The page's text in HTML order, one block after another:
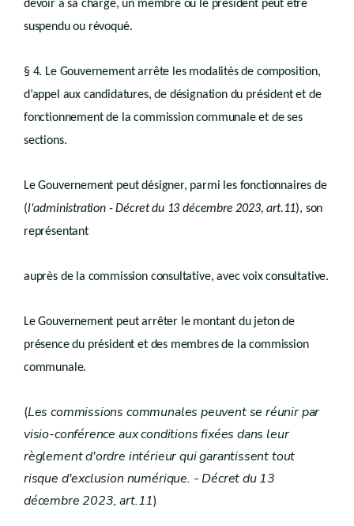
Titre I er
Sites à réaménager
Chapitre I
Généralités
Chapitre II
Procédure d’adoption du périmètre
Chapitre IV
Aliénation
Chapitre V
Art.D.V.5
Chapitre VI
Droit transitoire
Art.
Chapitre I
Sites de réhabilitation paysagère et environnementale
Chapitre II Droit transitoire
Art.D.V.8
Périmètres de remembrement urbain
Chapitre I
er
Généralités
devoir à sa charge, un membre ou le président peut être
suspendu ou révoqué.
§ 4. Le Gouvernement arrête les modalités de composition,
d’appel aux candidatures, de désignation du président et de
fonctionnement de la commission communale et de ses
sections.
Le Gouvernement peut désigner, parmi les fonctionnaires de
(l'administration - Décret du 13 décembre 2023, art.11), son
représentant
auprès de la commission consultative, avec voix consultative.
Le Gouvernement peut arrêter le montant du jeton de
présence du président et des membres de la commission
communale.
(Les commissions communales peuvent se réunir par
visio-conférence aux conditions fixées dans leur
règlement d'ordre intérieur qui garantissent tout
risque d'exclusion numérique. - Décret du 13
décembre 2023, art.11)